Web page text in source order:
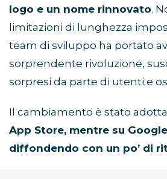
logo e un nome rinnovato.
limitazioni di lunghezza
team di sviluppo ha portato
sorprendente rivoluzione,
sorpresi da parte di utenti e
Il cambiamento è stato
App Store, mentre su
diffondendo con un po’ di